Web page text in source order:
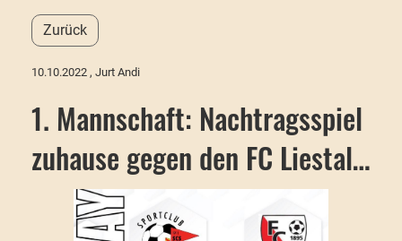
Zurück
10.10.2022 , Jurt Andi
1. Mannschaft: Nachtragsspiel
zuhause gegen den FC Liestal…